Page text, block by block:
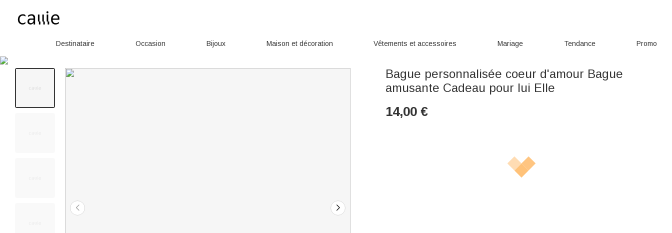
Destinataire Occasion Bijoux Maison et décoration Vêtements et accessoires Mariage Tendance Promo
Bague personnalisée coeur d'amour Bague
amusante Cadeau pour lui Elle
14,00 €